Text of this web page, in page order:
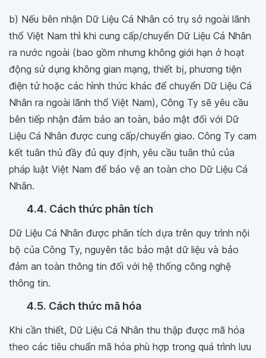
b) Nếu bên nhận Dữ Liệu Cá Nhân có trụ sở ngoài lãnh
thổ Việt Nam thì khi cung cấp/chuyển Dữ Liệu Cá Nhân
ra nước ngoài (bao gồm nhưng không giới hạn ở hoạt
động sử dụng không gian mạng, thiết bị, phương tiện
điện tử hoặc các hình thức khác để chuyển Dữ Liệu Cá
Nhân ra ngoài lãnh thổ Việt Nam), Công Ty sẽ yêu cầu
bên tiếp nhận đảm bảo an toàn, bảo mật đối với Dữ
Liệu Cá Nhân được cung cấp/chuyển giao. Công Ty cam
kết tuân thủ đầy đủ quy định, yêu cầu tuân thủ của
pháp luật Việt Nam để bảo vệ an toàn cho Dữ Liệu Cá
Nhân.
4.4. Cách thức phân tích
Dữ Liệu Cá Nhân được phân tích dựa trên quy trình nội
bộ của Công Ty, nguyên tắc bảo mật dữ liệu và bảo
đảm an toàn thông tin đối với hệ thống công nghệ
thông tin.
4.5. Cách thức mã hóa
Khi cần thiết, Dữ Liệu Cá Nhân thu thập được mã hóa
theo các tiêu chuẩn mã hóa phù hợp trong quá trình lưu